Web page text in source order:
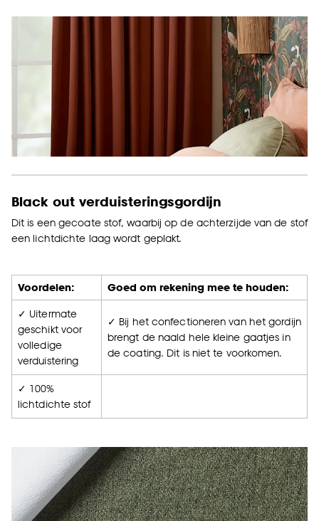
Black out verduisteringsgordijn
Dit is een gecoate stof, waarbij op de achterzijde van de stof
een lichtdichte laag wordt geplakt.
Voordelen: Goed om rekening mee te houden:
✓ Uitermate
geschikt voor
volledige
verduistering
✓ Bij het confectioneren van het gordijn
brengt de naald hele kleine gaatjes in
de coating. Dit is niet te voorkomen.
✓ 100%
lichtdichte stof